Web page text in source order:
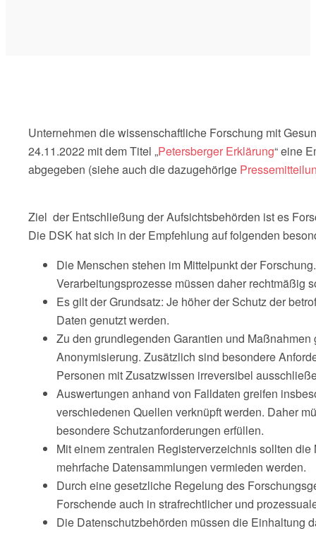
Unternehmen die wissenschaftliche Forschung mit
24.11.2022 mit dem Titel „Petersberger Erklärung“ eine
abgegeben (siehe auch die dazugehörige
Ziel der Entschließung der Aufsichtsbehörden ist es
Die DSK hat sich in der Empfehlung auf folgenden
Die Menschen stehen im Mittelpunkt der
Verarbeitungsprozesse müssen daher rechtmäßig
Es gilt der Grundsatz: Je höher der Schutz der
Daten genutzt werden.
Zu den grundlegenden Garantien und
Anonymisierung. Zusätzlich sind besondere
Personen mit Zusatzwissen irreversibel
Auswertungen anhand von Falldaten greifen
verschiedenen Quellen verknüpft werden. Daher
besondere Schutzanforderungen erfüllen.
Mit einem zentralen Registerverzeichnis sollten
mehrfache Datensammlungen vermieden werden.
Durch eine gesetzliche Regelung des
Forschende auch in strafrechtlicher und
Die Datenschutzbehörden müssen die Einhaltung